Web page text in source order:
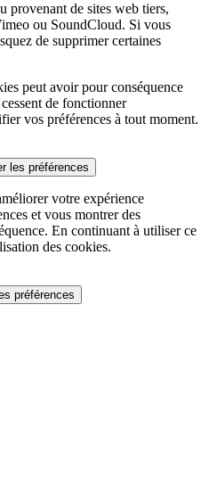
provenant de sites web tiers,
ou SoundCloud. Si vous
de supprimer certaines
peut avoir pour conséquence
de fonctionner
vos préférences à tout moment.
les préférences
votre expérience
et vous montrer des
En continuant à utiliser ce
des cookies.
préférences